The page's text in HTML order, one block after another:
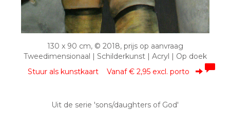
130 x 90 cm, © 2018, prijs op aanvraag
Tweedimensionaal | Schilderkunst | Acryl | Op doek
Stuur als kunstkaart Vanaf € 2,95 excl. porto
Uit de serie 'sons/daughters of God'